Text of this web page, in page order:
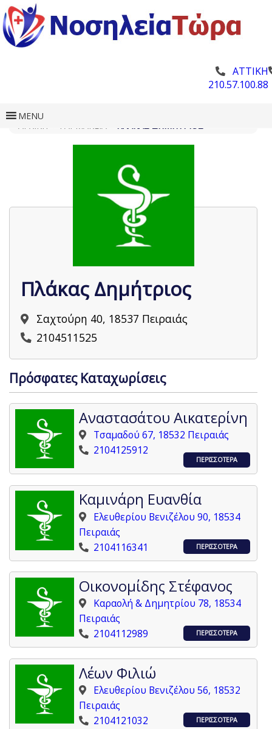
ΑΤΤΙΚΗ
210.57.100.88
MENU
Πλάκας Δημήτριος
Σαχτούρη 40, 18537 Πειραιάς
2104511525
Πρόσφατες Καταχωρίσεις
Αναστασάτου Αικατερίνη
Τσαμαδού 67, 18532 Πειραιάς
2104125912
ΠΕΡΙΣΣΟΤΕΡΑ
Καμινάρη Ευανθία
Ελευθερίου Βενιζέλου 90, 18534
Πειραιάς
2104116341
ΠΕΡΙΣΣΟΤΕΡΑ
Οικονομίδης Στέφανος
Καραολή & Δημητρίου 78, 18534
Πειραιάς
2104112989
ΠΕΡΙΣΣΟΤΕΡΑ
Λέων Φιλιώ
Ελευθερίου Βενιζέλου 56, 18532
Πειραιάς
2104121032
ΠΕΡΙΣΣΟΤΕΡΑ